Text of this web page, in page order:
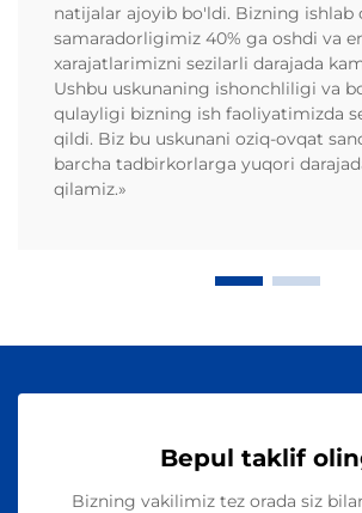
natijalar ajoyib bo'ldi. Bizning ishlab
samaradorligimiz 40% ga oshdi va
xarajatlarimizni sezilarli darajada
Ushbu uskunaning ishonchliligi va
qulayligi bizning ish faoliyatimizda
qildi. Biz bu uskunani oziq-ovqat
barcha tadbirkorlarga yuqori
qilamiz.»
Bepul taklif
Bizning vakilimiz tez orada siz